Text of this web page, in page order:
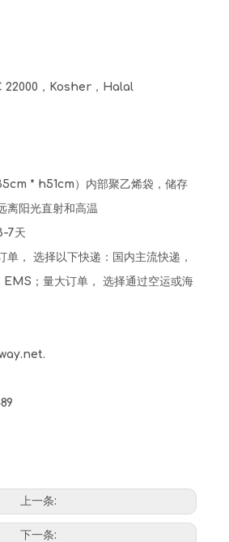
22000，Kosher，Halal
* h51cm）内部聚乙烯袋，储存
离阳光直射和高温
7天
单， 选择以下快递：国内主流快递，
；量大订单， 选择通过空运或海
上一条:
下一条: